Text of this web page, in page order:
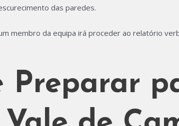
das paredes.
membro da equipa irá proceder ao relatório
Preparar